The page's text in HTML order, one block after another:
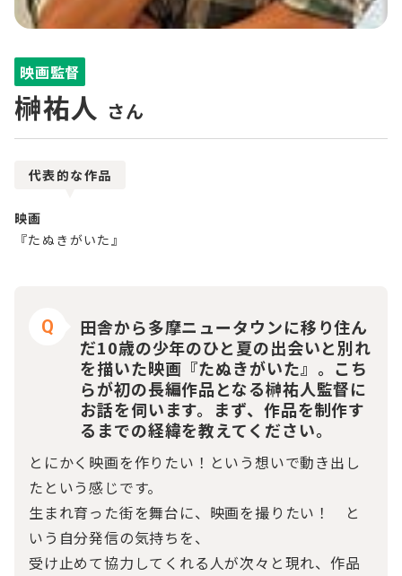
映画監督
榊祐人 さん
代表的な作品
映画
『たぬきがいた』
Q
田舎から多摩ニュータウンに移り住ん
だ10歳の少年のひと夏の出会いと別れ
を描いた映画『たぬきがいた』。こち
らが初の長編作品となる榊祐人監督に
お話を伺います。まず、作品を制作す
るまでの経緯を教えてください。
とにかく映画を作りたい！という想いで動き出し
たという感じです。
生まれ育った街を舞台に、映画を撮りたい！ と
いう自分発信の気持ちを、
受け止めて協力してくれる人が次々と現れ、作品